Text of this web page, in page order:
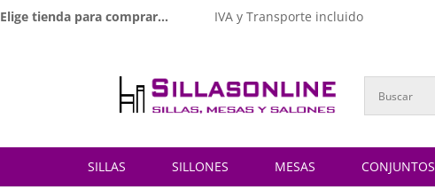
Elige tienda para comprar... IVA y Transporte incluido
SILLAS SILLONES MESAS CONJUNTOS